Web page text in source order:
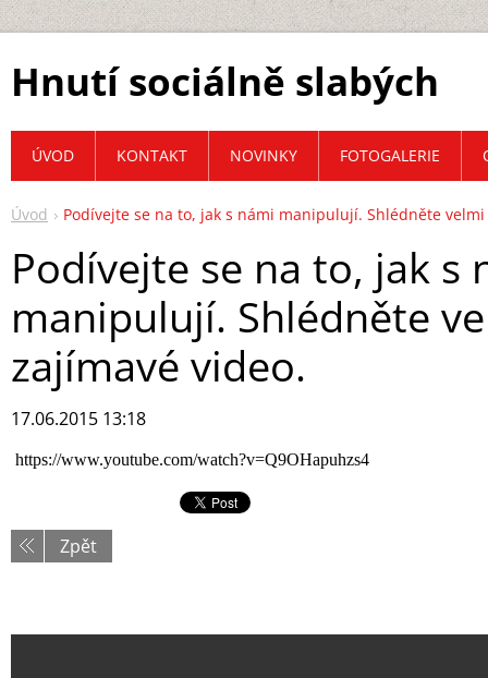
Hnutí sociálně slabých
Úvod Podívejte se na to, jak s námi manipulují. Shlédněte
Podívejte se na to, jak s
manipulují. Shlédněte
zajímavé video.
17.06.2015 13:18
https://www.youtube.com/watch?v=Q9OHapuhzs4
Zpět
ÚVOD KONTAKT NOVINKY FOTOGALERIE